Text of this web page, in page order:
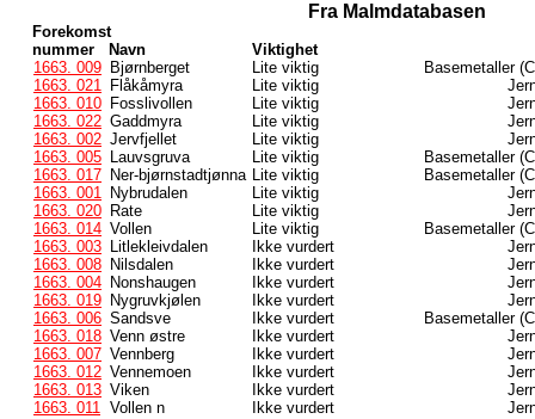
Fra Malmdatabasen
Forekomst
nummer
Navn
Viktighet
1663. 009 Bjørnberget Lite viktig
Basemetaller
1663. 021 Flåkåmyra Lite viktig
1663. 010 Fosslivollen Lite viktig
1663. 022 Gaddmyra Lite viktig
1663. 002 Jervfjellet Lite viktig
1663. 005 Lauvsgruva Lite viktig
Basemetaller
1663. 017 Ner-bjørnstadtjønna Lite viktig
Basemetaller
1663. 001 Nybrudalen Lite viktig
1663. 020 Rate Lite viktig
1663. 014 Vollen Lite viktig
Basemetaller
1663. 003 Litlekleivdalen Ikke vurdert
1663. 008 Nilsdalen Ikke vurdert
1663. 004 Nonshaugen Ikke vurdert
1663. 019 Nygruvkjølen Ikke vurdert
1663. 006 Sandsve Ikke vurdert
Basemetaller
1663. 018 Venn østre Ikke vurdert
1663. 007 Vennberg Ikke vurdert
1663. 012 Vennemoen Ikke vurdert
1663. 013 Viken Ikke vurdert
1663. 011 Vollen n Ikke vurdert